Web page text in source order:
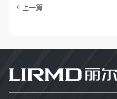
上一篇